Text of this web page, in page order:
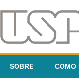
SOBRE COMO